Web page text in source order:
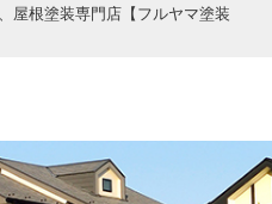
屋根塗装専門店【フルヤマ塗装